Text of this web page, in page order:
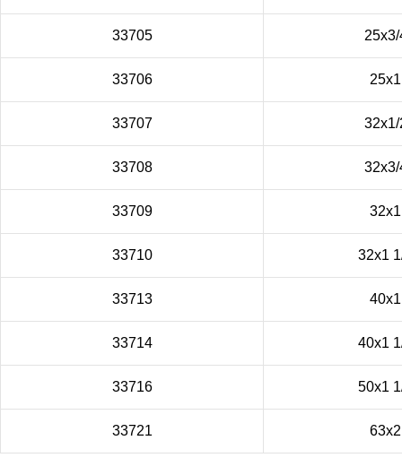
33705 25x3/
33706 25x1
33707 32x1/
33708 32x3/
33709 32x1
33710 32x1
33713 40х1
33714 40х1
33716 50х1
33721 63х2